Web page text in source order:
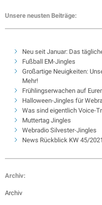
Unsere neusten Beiträge:
Neu seit Januar: Das
Fußball EM-Jingles
Großartige Neuigkeiten:
Mehr!
Frühlingserwachen auf
Halloween-Jingles für
Was sind eigentlich Voice-
Muttertag Jingles
Webradio Silvester-Jingles
News Rückblick KW 45/2021
Archiv:
Archiv